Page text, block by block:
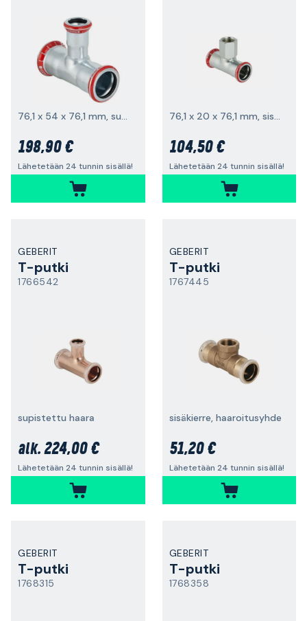
76,1 x 54 x 76,1 mm, supistettu haara
198,90 €
Lähetetään 24 tunnin sisällä!
76,1 x 20 x 76,1 mm, sisäkierre
104,50 €
Lähetetään 24 tunnin sisällä!
GEBERIT
T-putki
1766542
supistettu haara
alk. 224,00 €
Lähetetään 24 tunnin sisällä!
GEBERIT
T-putki
1767445
sisäkierre, haaroitusyhde
51,20 €
Lähetetään 24 tunnin sisällä!
GEBERIT
T-putki
1768315
GEBERIT
T-putki
1768358